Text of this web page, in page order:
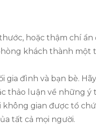
hoặc thậm chí ẩn
khách thành một
gia đình và bạn bè.
thảo luận về những ý
gian được tổ
tất cả mọi người.